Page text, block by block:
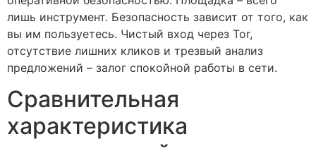
лишь инструмент. Безопасность зависит от того, как
вы им пользуетесь. Чистый вход через Tor,
отсутствие лишних кликов и трезвый анализ
предложений – залог спокойной работы в сети.
Сравнительная
характеристика